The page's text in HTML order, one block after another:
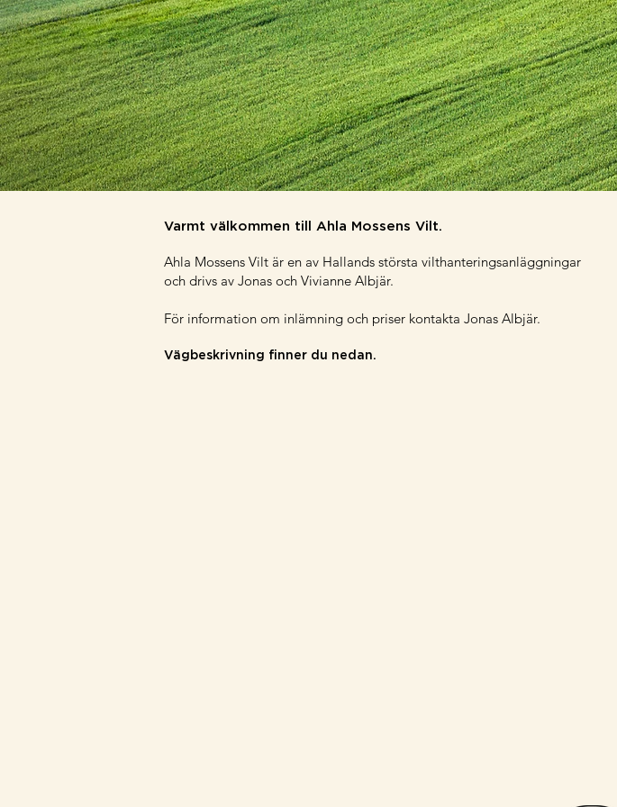
Varmt välkommen till Ahla Mossens Vilt.
Ahla Mossens Vilt är en av Hallands största vilthanteringsanläggningar
och drivs av Jonas och Vivianne Albjär.
För information om inlämning och priser kontakta Jonas Albjär.
Vägbeskrivning finner du nedan.